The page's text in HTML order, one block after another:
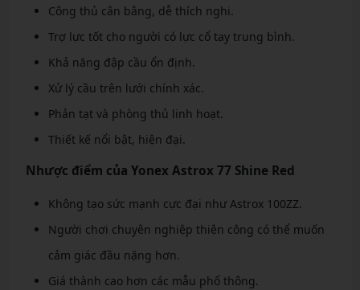
Công thủ cân bằng, dễ thích nghi.
Trợ lực tốt cho người có lực cổ tay trung bình.
Khả năng đập cầu ổn định.
Xử lý cầu trên lưới chính xác.
Phản tạt và phòng thủ linh hoạt.
Thiết kế nổi bật, hiện đại.
Nhược điểm của Yonex Astrox 77 Shine Red
Không tạo sức mạnh cực đại như Astrox 100ZZ.
Người chơi chuyên nghiệp thiên công có thể muốn
cảm giác đầu nặng hơn.
Giá thành cao hơn các mẫu phổ thông.